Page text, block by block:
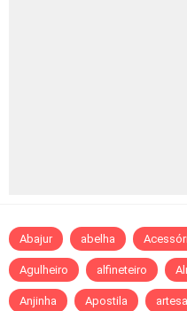
Abajur abelha
Agulheiro alfineteiro
Anjinha Apostila